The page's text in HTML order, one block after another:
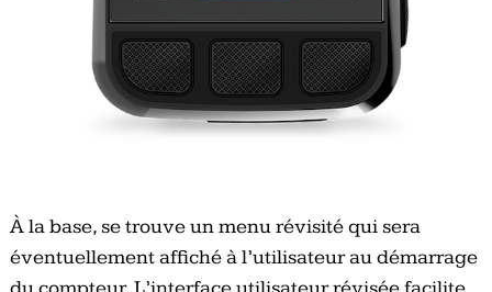
À la base, se trouve un menu révisité qui sera
éventuellement affiché à l’utilisateur au démarrage